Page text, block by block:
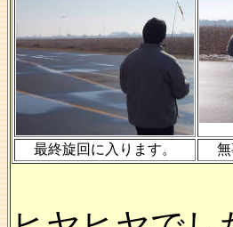
最終旋回に入ります。 無